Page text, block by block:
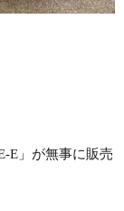
E」が無事に販売